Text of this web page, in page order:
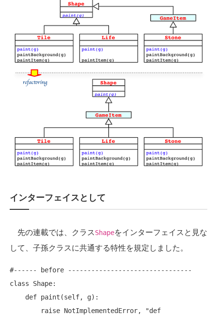
インターフェイスとして
先の連載では、クラスShapeをインターフェイスと見な
して、子孫クラスに共通する特性を規定しました。
#------ before --------------------------------
class Shape: